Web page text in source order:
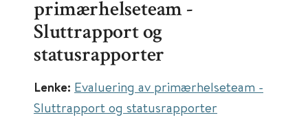
primærhelseteam -
Sluttrapport og
statusrapporter
Lenke: Evaluering av primærhelseteam -
Sluttrapport og statusrapporter